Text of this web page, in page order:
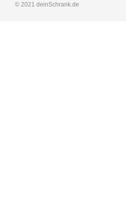
© 2021 deinSchrank.de